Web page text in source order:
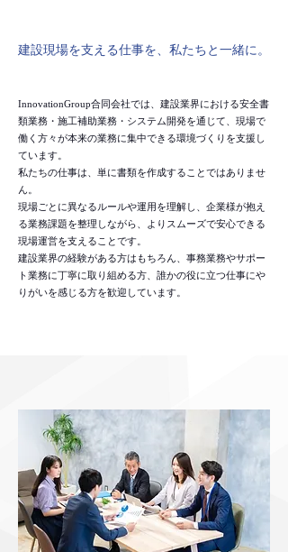
建設現場を支える仕事を、私たちと一緒に。
InnovationGroup合同会社では、建設業界における安全書
類業務・施工補助業務・システム開発を通じて、現場で
働く方々が本来の業務に集中できる環境づくりを支援し
ています。
私たちの仕事は、単に書類を作成することではありませ
ん。
現場ごとに異なるルールや運用を理解し、企業様が抱え
る業務課題を整理しながら、よりスムーズで安心できる
現場運営を支えることです。
建設業界の経験がある方はもちろん、事務業務やサポー
ト業務に丁寧に取り組める方、誰かの役に立つ仕事にや
りがいを感じる方を歓迎しています。